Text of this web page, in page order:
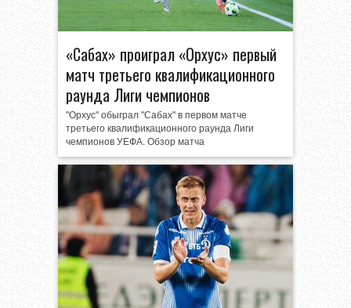
«Сабах» проиграл «Орхус» первый
матч третьего квалификационного
раунда Лиги чемпионов
"Орхус" обыграл "Сабах" в первом матче
третьего квалификационного раунда Лиги
чемпионов УЕФА. Обзор матча